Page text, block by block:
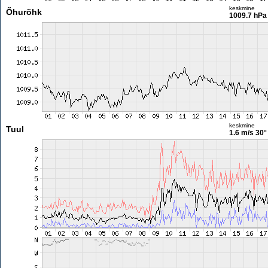
Õhurõhk keskmine
1009.7 hPa
Tuul keskmine
1.6 m/s 30°